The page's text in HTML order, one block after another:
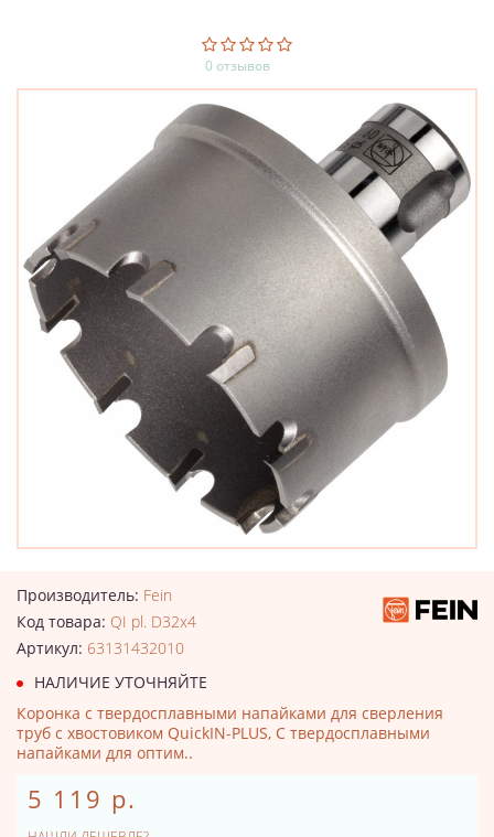
0 отзывов
Производитель: Fein
Код товара: QI pl. D32x4
Артикул: 63131432010
НАЛИЧИЕ УТОЧНЯЙТЕ
Коронка с твердосплавными напайками для сверления
труб с хвостовиком QuickIN-PLUS, С твердосплавными
напайками для оптим..
5 119 р.